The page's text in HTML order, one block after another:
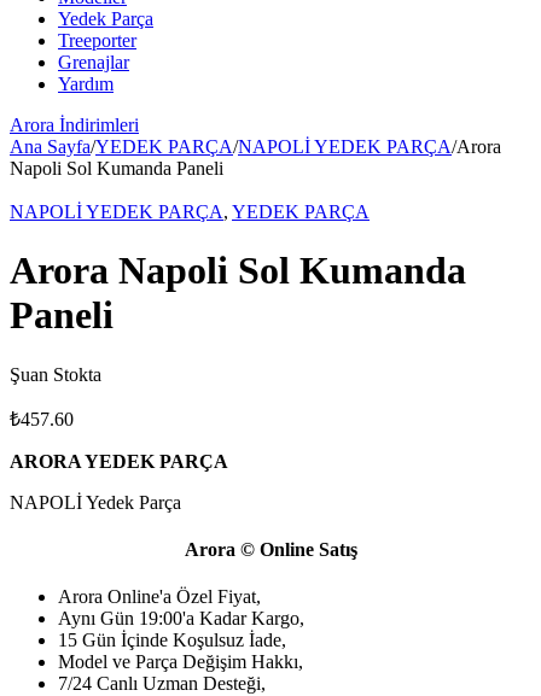
Yedek Parça
Treeporter
Grenajlar
Yardım
Arora İndirimleri
Ana Sayfa/YEDEK PARÇA/NAPOLİ YEDEK PARÇA/Arora
Napoli Sol Kumanda Paneli
NAPOLİ YEDEK PARÇA, YEDEK PARÇA
Arora Napoli Sol Kumanda
Paneli
Şuan Stokta
₺457.60
ARORA YEDEK PARÇA
NAPOLİ Yedek Parça
Arora © Online Satış
Arora Online'a Özel Fiyat,
Aynı Gün 19:00'a Kadar Kargo,
15 Gün İçinde Koşulsuz İade,
Model ve Parça Değişim Hakkı,
7/24 Canlı Uzman Desteği,